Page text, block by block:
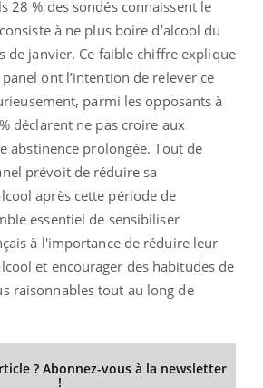
28 % des sondés connaissent le
à ne plus boire d’alcool du
de janvier. Ce faible chiffre explique
ont l’intention de relever ce
parmi les opposants à
déclarent ne pas croire aux
abstinence prolongée. Tout de
prévoit de réduire sa
après cette période de
essentiel de sensibiliser
à l'importance de réduire leur
et encourager des habitudes de
raisonnables tout au long de
? Abonnez-vous à la newsletter
!